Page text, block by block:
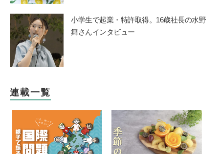
小学生で起業・特許取得。16歳社長の水野
舞さんインタビュー
連載一覧